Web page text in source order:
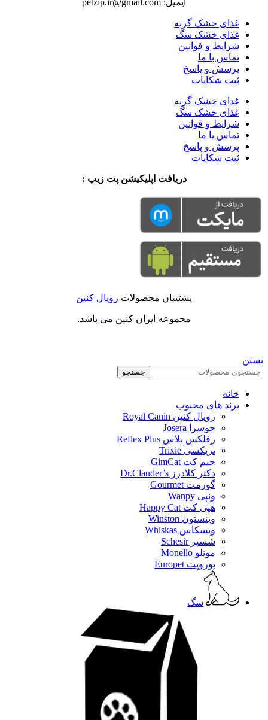
ایمیل: petzip.ir@gmail.com
غذای خشک گربه
غذای خشک سگ
شرایط و قوانین
تماس با ما
پرسش و پاسخ
ثبت شکایات
غذای خشک گربه
غذای خشک سگ
شرایط و قوانین
تماس با ما
پرسش و پاسخ
ثبت شکایات
دریافت اپلیکیشن پت زیپ :
پشتیبان محصولات رویال کنین
مجموعه ایران کنین می باشد.
بستن
جستجو
خانه
برند های محبوب
رویال کنین Royal Canin
جوسرا Josera
رفلکس پلاس Reflex Plus
تریکسی Trixie
جیم کت GimCat
دکتر کلادرز Dr.Clauder’s
گورمت Gourmet
ونپی Wanpy
هپی کت Happy Cat
وینستون Winston
ویسکاس Whiskas
شسیر Schesir
مونلو Monello
یوروپت Europet
سگ